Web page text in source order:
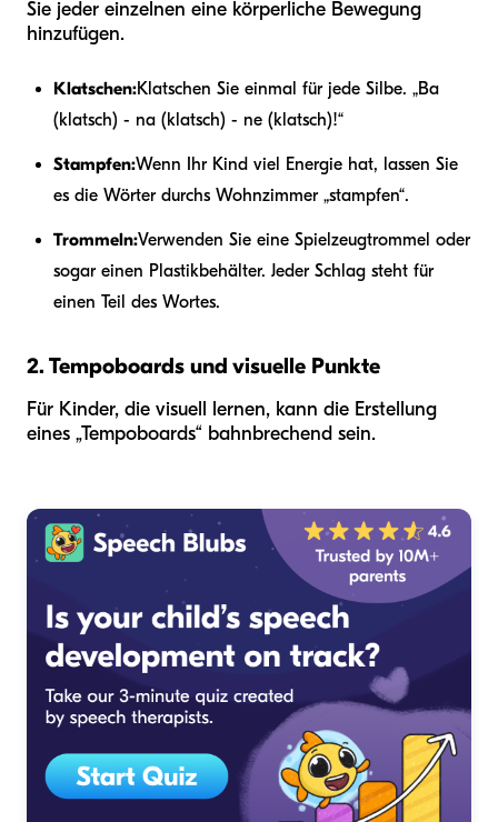
Sie jeder einzelnen eine körperliche Bewegung
hinzufügen.
Klatschen:Klatschen Sie einmal für jede Silbe. „Ba
(klatsch) - na (klatsch) - ne (klatsch)!“
Stampfen:Wenn Ihr Kind viel Energie hat, lassen Sie
es die Wörter durchs Wohnzimmer „stampfen“.
Trommeln:Verwenden Sie eine Spielzeugtrommel oder
sogar einen Plastikbehälter. Jeder Schlag steht für
einen Teil des Wortes.
2. Tempoboards und visuelle Punkte
Für Kinder, die visuell lernen, kann die Erstellung
eines „Tempoboards“ bahnbrechend sein.